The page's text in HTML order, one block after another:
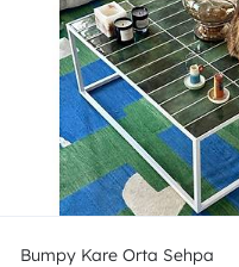
Bumpy Kare Orta Sehpa